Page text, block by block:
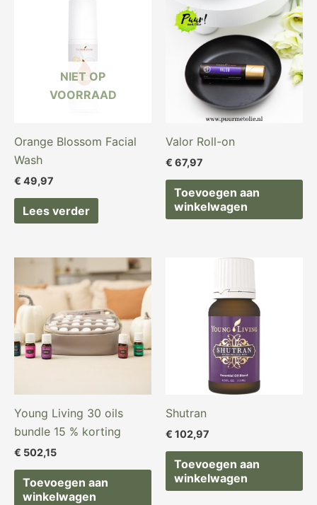
NIET OP
VOORRAAD
Orange Blossom Facial
Wash
€ 49,97
Lees verder
Valor Roll-on
€ 67,97
Toevoegen aan
winkelwagen
Young Living 30 oils
bundle 15 % korting
€ 502,15
Toevoegen aan
winkelwagen
Shutran
€ 102,97
Toevoegen aan
winkelwagen